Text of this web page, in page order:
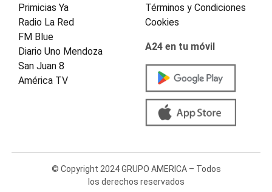
Primicias Ya
Radio La Red
FM Blue
Diario Uno Mendoza
San Juan 8
América TV
Términos y Condiciones
Cookies
A24 en tu móvil
© Copyright 2024 GRUPO AMERICA – Todos
los derechos reservados